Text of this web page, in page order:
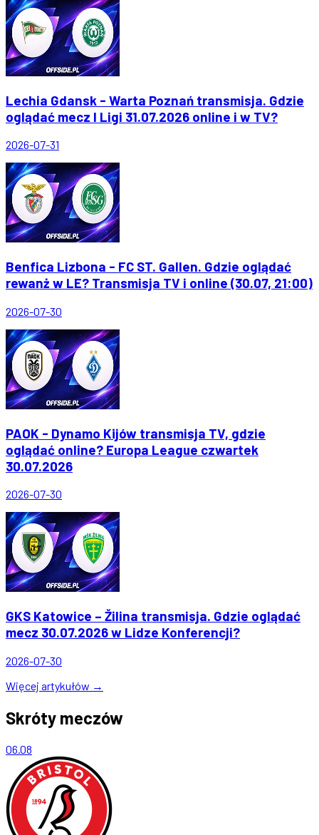
Lechia Gdansk - Warta Poznań transmisja. Gdzie
oglądać mecz I Ligi 31.07.2026 online i w TV?
2026-07-31
Benfica Lizbona - FC ST. Gallen. Gdzie oglądać
rewanż w LE? Transmisja TV i online (30.07, 21:00)
2026-07-30
PAOK - Dynamo Kijów transmisja TV, gdzie
oglądać online? Europa League czwartek
30.07.2026
2026-07-30
GKS Katowice – Žilina transmisja. Gdzie oglądać
mecz 30.07.2026 w Lidze Konferencji?
2026-07-30
Więcej artykułów →
Skróty meczów
06.08